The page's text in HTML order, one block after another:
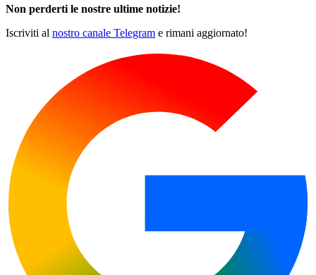
Non perderti le nostre ultime notizie!
Iscriviti al nostro canale Telegram e rimani aggiornato!